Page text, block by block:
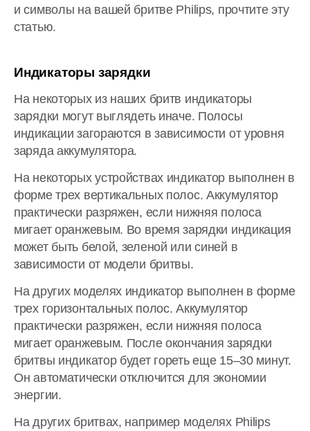
и символы на вашей бритве Philips, прочтите эту
статью.
Индикаторы зарядки
На некоторых из наших бритв индикаторы
зарядки могут выглядеть иначе. Полосы
индикации загораются в зависимости от уровня
заряда аккумулятора.
На некоторых устройствах индикатор выполнен в
форме трех вертикальных полос. Аккумулятор
практически разряжен, если нижняя полоса
мигает оранжевым. Во время зарядки индикация
может быть белой, зеленой или синей в
зависимости от модели бритвы.
На других моделях индикатор выполнен в форме
трех горизонтальных полос. Аккумулятор
практически разряжен, если нижняя полоса
мигает оранжевым. После окончания зарядки
бритвы индикатор будет гореть еще 15–30 минут.
Он автоматически отключится для экономии
энергии.
На других бритвах, например моделях Philips